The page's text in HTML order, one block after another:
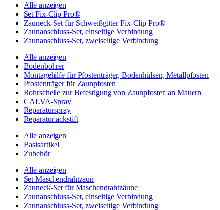
Alle anzeigen
Set Fix-Clip Pro®
Zauneck-Set für Schweißgitter Fix-Clip Pro®
Zaunanschluss-Set, einseitige Verbindung
Zaunanschluss-Set, zweiseitige Verbindung
Alle anzeigen
Bodenbohrer
Montagehilfe für Pfostenträger, Bodenhülsen, Metallpfosten
Pfostenträger für Zaunpfosten
Rohrschelle zur Befestigung von Zaunpfosten an Mauern
GALVA-Spray
Reparaturspray
Reparaturlackstift
Alle anzeigen
Basisartikel
Zubehör
Alle anzeigen
Set Maschendrahtzaun
Zauneck-Set für Maschendrahtzäune
Zaunanschluss-Set, einseitige Verbindung
Zaunanschluss-Set, zweiseitige Verbindung